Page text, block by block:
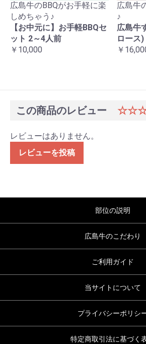
広島牛のBBQがお手軽に楽
しめちゃう♪
【お中元に】お手軽BBQセ
ット 2～4人前
￥10,000
広島牛
♪
広島牛
ロース
￥
この商品のレビュー
レビューはありません。
レビューを投稿
部位の説明
広島牛のこだわり
ご利用ガイド
当サイトについて
プライバシーポリシ
特定商取引法に基づく